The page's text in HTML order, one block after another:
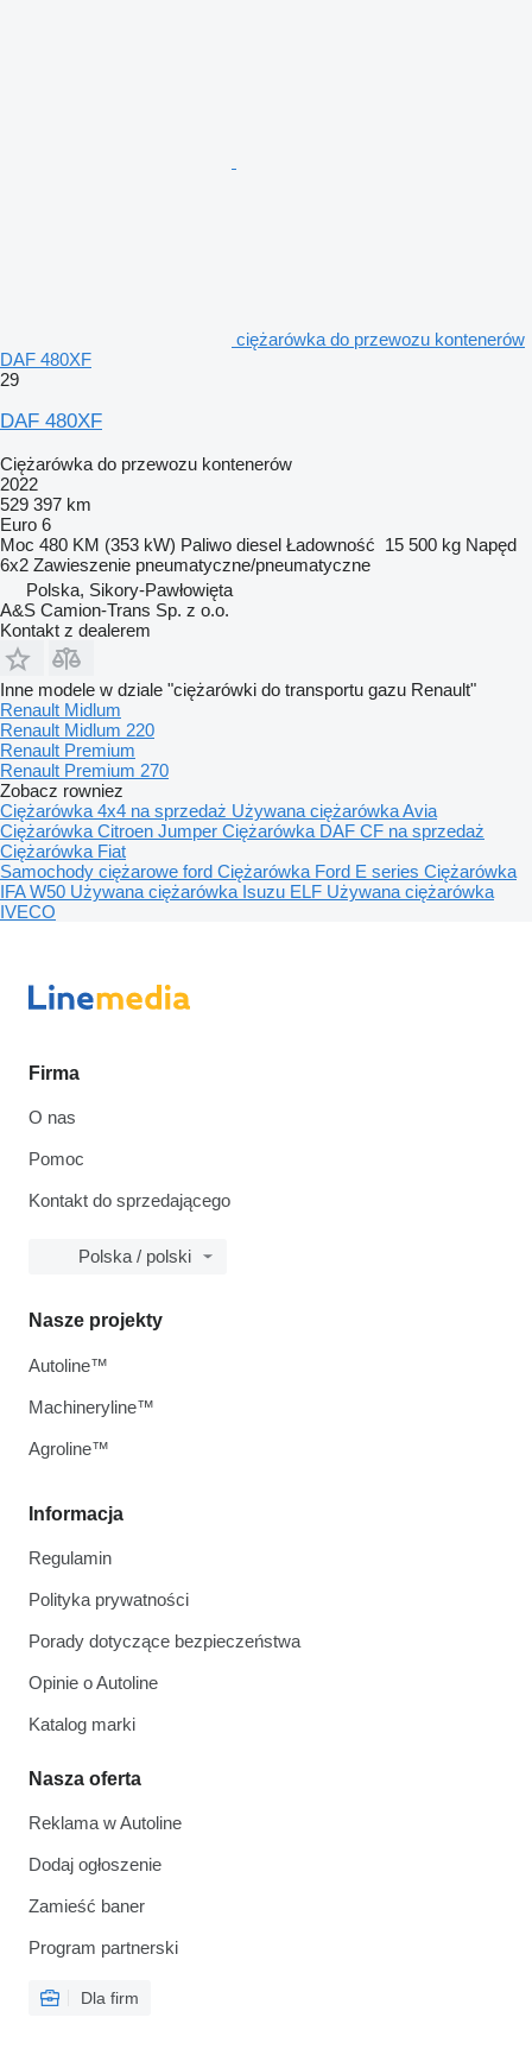
ciężarówka do przewozu kontenerów
DAF 480XF
29
DAF 480XF
Ciężarówka do przewozu kontenerów
2022
529 397 km
Euro 6
Moc 480 KM (353 kW) Paliwo diesel Ładowność 15 500 kg Napęd
6x2 Zawieszenie pneumatyczne/pneumatyczne
Polska, Sikory-Pawłowięta
A&S Camion-Trans Sp. z o.o.
Kontakt z dealerem
Inne modele w dziale "ciężarówki do transportu gazu Renault"
Renault Midlum
Renault Midlum 220
Renault Premium
Renault Premium 270
Zobacz rowniez
Ciężarówka 4x4 na sprzedaż Używana ciężarówka Avia
Ciężarówka Citroen Jumper Ciężarówka DAF CF na sprzedaż
Ciężarówka Fiat
Samochody ciężarowe ford Ciężarówka Ford E series Ciężarówka
IFA W50 Używana ciężarówka Isuzu ELF Używana ciężarówka
IVECO
Firma
O nas
Pomoc
Kontakt do sprzedającego
Polska / polski
Informacja
Regulamin
Polityka prywatności
Porady dotyczące bezpieczeństwa
Opinie o Autoline
Katalog marki
Nasza oferta
Reklama w Autoline
Dodaj ogłoszenie
Zamieść baner
Program partnerski
Dla firm
Nasze projekty
Autoline™
Machineryline™
Agroline™